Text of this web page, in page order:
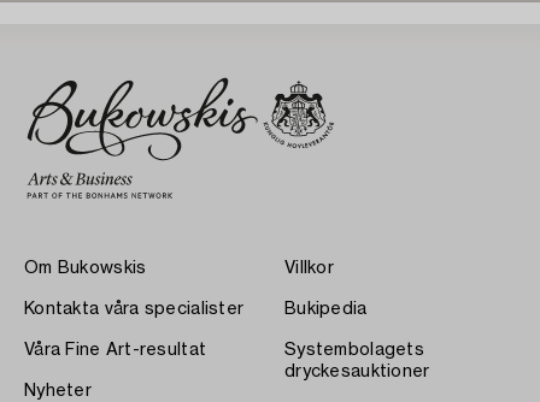
Om Bukowskis
Kontakta våra specialister
Våra Fine Art-resultat
Nyheter
Villkor
Bukipedia
Systembolagets
dryckesauktioner